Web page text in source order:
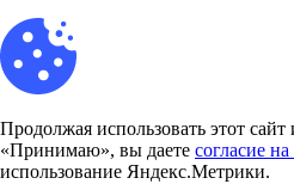
Продолжая использовать этот
«Принимаю», вы даете согласие
использование Яндекс.Метрики.